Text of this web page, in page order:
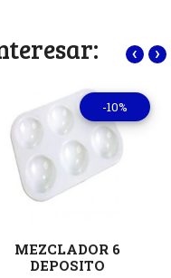
-10%
MEZCLADOR 6
DEPOSITO
‹ ›